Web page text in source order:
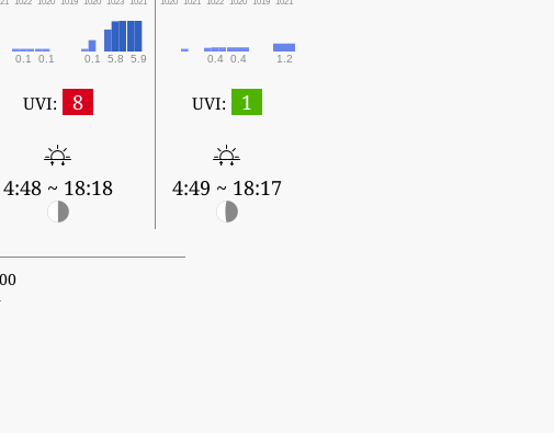
1022 1020 1019 1020 1023 1021 1020 1021 1022 1020 1019 1021
0.1 0.1 0.1 5.8 5.9 0.4 0.4 1.2
UVI: 8
4:48 ~ 18:18
UVI: 1
4:49 ~ 18:17